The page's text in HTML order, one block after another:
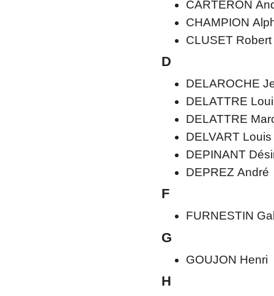
CARTERON
CHAMPION
CLUSET Robert
D
DELAROCHE
DELATTRE
DELATTRE
DELVART Louis
DEPINANT
DEPREZ André
F
FURNESTIN
G
GOUJON Henri
H